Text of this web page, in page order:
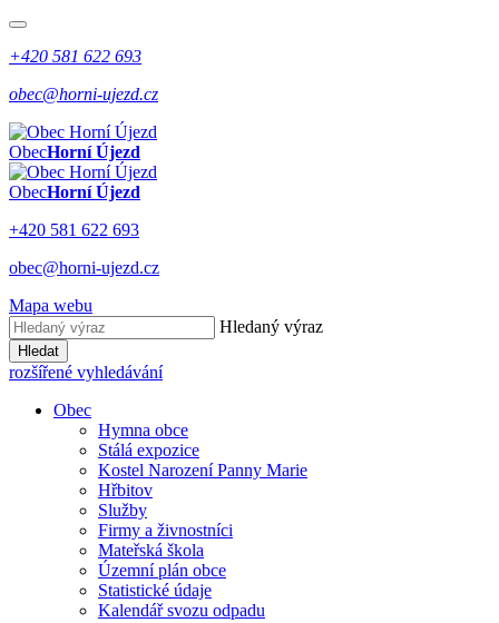
+420 581 622 693
obec@horni-ujezd.cz
ObecHorní Újezd
ObecHorní Újezd
+420 581 622 693
obec@horni-ujezd.cz
Mapa webu
Hledaný výraz
Hledat
rozšířené vyhledávání
Obec
Hymna obce
Stálá expozice
Kostel Narození Panny Marie
Hřbitov
Služby
Firmy a živnostníci
Mateřská škola
Územní plán obce
Statistické údaje
Kalendář svozu odpadu